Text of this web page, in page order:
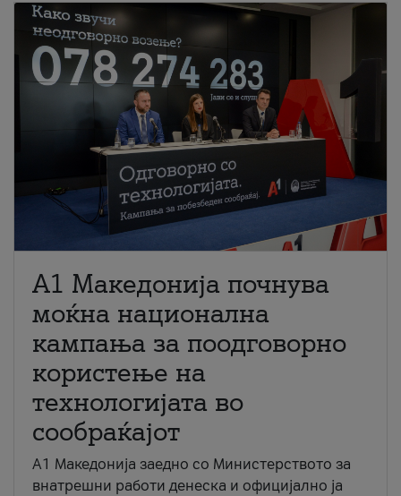
A1 Македонија почнува
моќна национална
кампања за поодговорно
користење на
технологијата во
сообраќајот
A1 Македонија заедно со Министерството за
внатрешни работи денеска и официјално ја